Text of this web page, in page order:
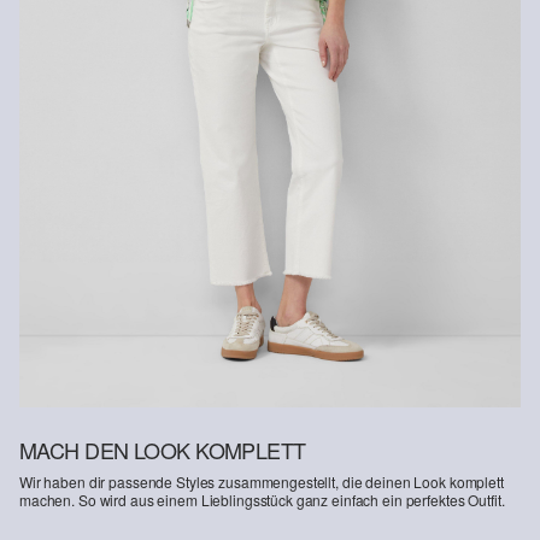
MACH DEN LOOK KOMPLETT
Wir haben dir passende Styles zusammengestellt, die deinen Look komplett
machen. So wird aus einem Lieblingsstück ganz einfach ein perfektes Outfit.